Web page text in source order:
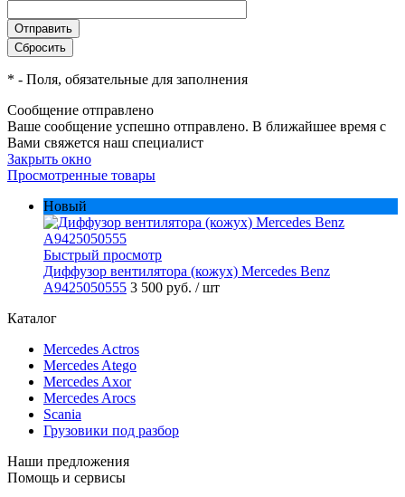
* - Поля, обязательные для заполнения
Сообщение отправлено
Ваше сообщение успешно отправлено. В ближайшее время с
Вами свяжется наш специалист
Закрыть окно
Просмотренные товары
Новый
Быстрый просмотр
Диффузор вентилятора (кожух) Mercedes Benz
A9425050555 3 500 руб. / шт
Каталог
Mercedes Actros
Mercedes Atego
Mercedes Axor
Mercedes Arocs
Scania
Грузовики под разбор
Наши предложения
Помощь и сервисы